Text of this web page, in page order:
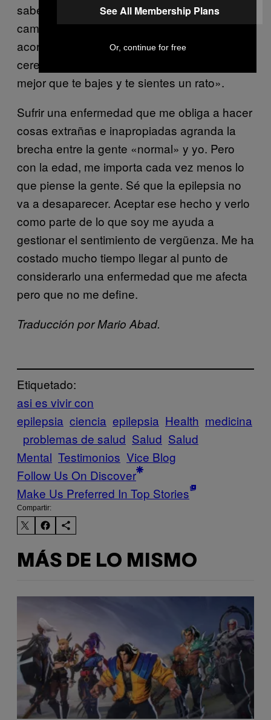
sabes por qué estoy en un autobús de
camino a Northenden?». No conseguía
acordarme. El pánico se propagó por todo mi
cerebro. «Trabajas ahí», me dijo. «Quizá es
mejor que te bajes y te sientes un rato».
Sufrir una enfermedad que me obliga a hacer
cosas extrañas e inapropiadas agranda la
brecha entre la gente «normal» y yo. Pero
con la edad, me importa cada vez menos lo
que piense la gente. Sé que la epilepsia no
va a desaparecer. Aceptar ese hecho y verlo
como parte de lo que soy me ayuda a
gestionar el sentimiento de vergüenza. Me ha
costado mucho tiempo llegar al punto de
considerarlo una enfermedad que me afecta
pero que no me define.
Traducción por Mario Abad.
Etiquetado:
asi es vivir con
epilepsia ciencia epilepsia Health medicina
problemas de salud Salud Salud
Mental Testimonios Vice Blog
Follow Us On Discover
Make Us Preferred In Top Stories
Compartir:
MÁS DE LO MISMO
See All Membership Plans
Or, continue for free